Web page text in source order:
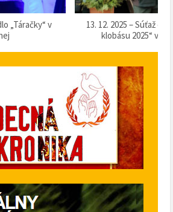
„Táračky“ v
13. 12. 2025 – Súťaž o
klobásu 2025“ v